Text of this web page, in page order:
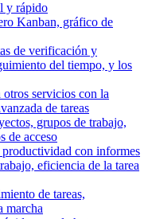
y rápido
Kanban, gráfico de
de verificación y
del tiempo, y los
otros servicios con la
de tareas
grupos de trabajo,
de acceso
productividad con informes
eficiencia de la tarea
de tareas,
marcha